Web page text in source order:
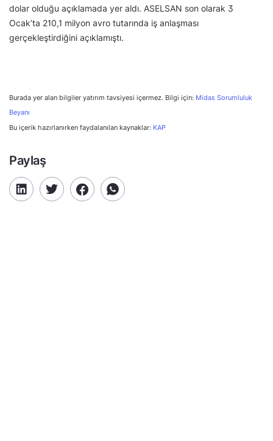
dolar olduğu açıklamada yer aldı. ASELSAN son olarak 3
Ocak’ta 210,1 milyon avro tutarında iş anlaşması
gerçekleştirdiğini açıklamıştı.
Burada yer alan bilgiler yatırım tavsiyesi içermez. Bilgi için: Midas Sorumluluk
Beyanı
Bu içerik hazırlanırken faydalanılan kaynaklar: KAP
Paylaş